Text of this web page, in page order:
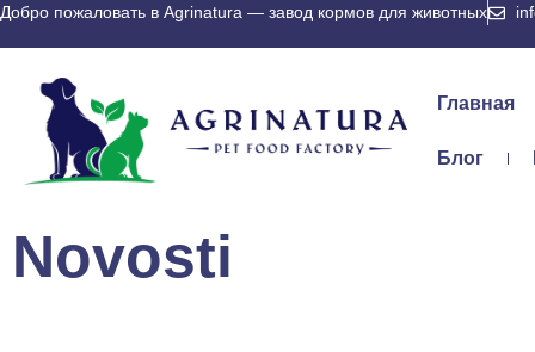
Добро пожаловать в Agrinatura — завод кормов для животных
Главная
Блог
Novosti